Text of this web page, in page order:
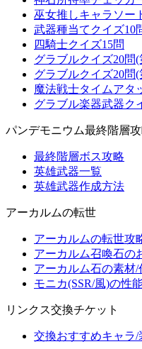
巫女推しキャラソー
武器種当てクイズ10
四騎士クイズ15問
グラブルクイズ20問(
グラブルクイズ20問(
魔法戦士タイムアタ
グラブル楽器武器ク
パンデモニウム最終階層
最終階層ボス攻略
英雄武器一覧
英雄武器作成方法
アーカルムの転世
アーカルムの転世攻
アーカルム召喚石の
アーカルム石の素材/
モニカ(SSR/風)の性
リンクス交換チケット
交換おすすめキャラ/